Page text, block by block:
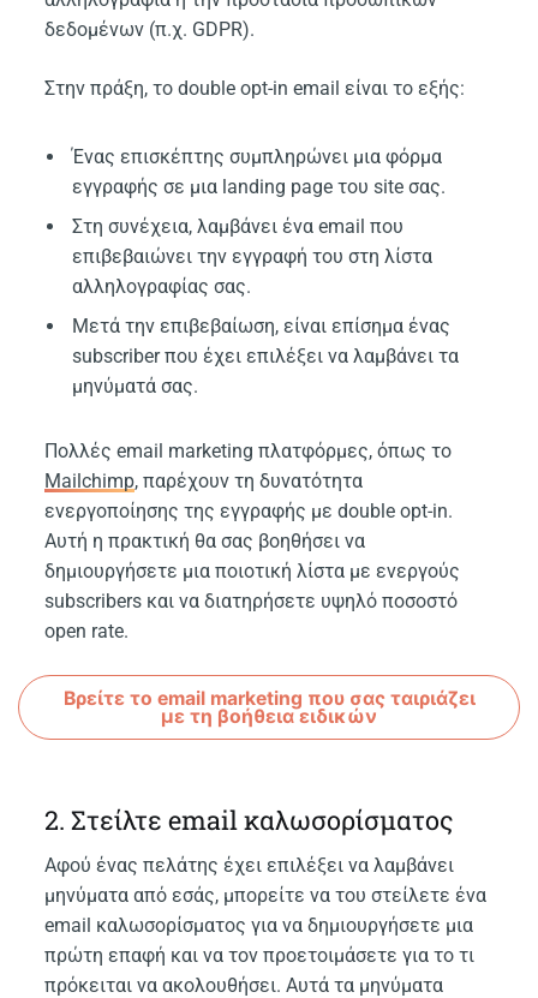
δεδομένων (π.χ. GDPR).
Στην πράξη, το double opt-in email είναι το εξής:
Ένας επισκέπτης συμπληρώνει μια φόρμα
εγγραφής σε μια landing page του site σας.
Στη συνέχεια, λαμβάνει ένα email που
επιβεβαιώνει την εγγραφή του στη λίστα
αλληλογραφίας σας.
Μετά την επιβεβαίωση, είναι επίσημα ένας
subscriber που έχει επιλέξει να λαμβάνει τα
μηνύματά σας.
Πολλές email marketing πλατφόρμες, όπως το
Mailchimp, παρέχουν τη δυνατότητα
ενεργοποίησης της εγγραφής με double opt-in.
Αυτή η πρακτική θα σας βοηθήσει να
δημιουργήσετε μια ποιοτική λίστα με ενεργούς
subscribers και να διατηρήσετε υψηλό ποσοστό
open rate.
Βρείτε το email marketing που σας ταιριάζει
με τη βοήθεια ειδικών
2. Στείλτε email καλωσορίσματος
Αφού ένας πελάτης έχει επιλέξει να λαμβάνει
μηνύματα από εσάς, μπορείτε να του στείλετε ένα
email καλωσορίσματος για να δημιουργήσετε μια
πρώτη επαφή και να τον προετοιμάσετε για το τι
πρόκειται να ακολουθήσει. Αυτά τα μηνύματα